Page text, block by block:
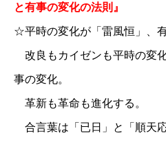
と有事の変化の法則』
☆平時の変化が「雷風恒」、
改良もカイゼンも平時の変
事の変化。
革新も革命も進化する。
合言葉は「已日」と「順天応